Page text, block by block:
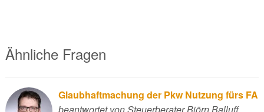
Ähnliche Fragen
Glaubhaftmachung der Pkw Nutzung fürs FA